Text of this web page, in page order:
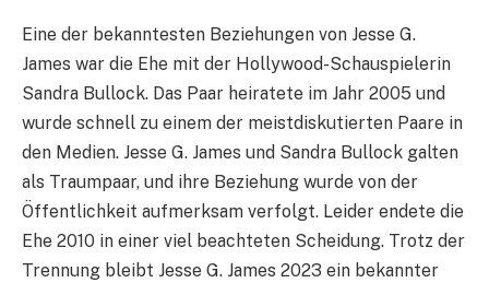
Eine der bekanntesten Beziehungen von Jesse G.
James war die Ehe mit der Hollywood-Schauspielerin
Sandra Bullock. Das Paar heiratete im Jahr 2005 und
wurde schnell zu einem der meistdiskutierten Paare in
den Medien. Jesse G. James und Sandra Bullock galten
als Traumpaar, und ihre Beziehung wurde von der
Öffentlichkeit aufmerksam verfolgt. Leider endete die
Ehe 2010 in einer viel beachteten Scheidung. Trotz der
Trennung bleibt Jesse G. James 2023 ein bekannter